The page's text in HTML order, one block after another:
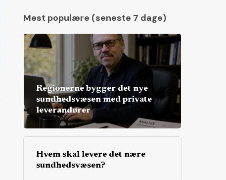
Mest populære (seneste 7 dage)
Regionerne bygger det nye
sundhedsvæsen med private
leverandører
Hvem skal levere det nære
sundhedsvæsen?